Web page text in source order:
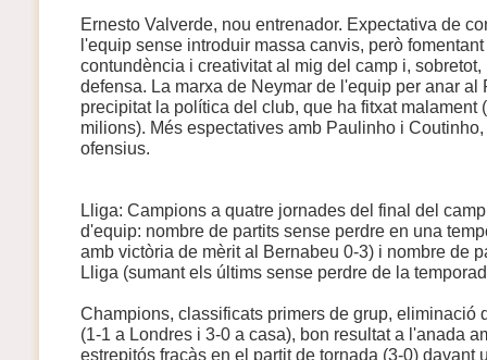
Ernesto Valverde, nou entrenador. Expectativa de
l'equip sense introduir massa canvis, però
contundència i creativitat al mig del camp i,
defensa. La marxa de Neymar de l'equip per anar al
precipitat la política del club, que ha fitxat malament
milions). Més espectatives amb Paulinho i
ofensius.
Lliga: Campions a quatre jornades del final del
d'equip: nombre de partits sense perdre en una
amb victòria de mèrit al Bernabeu 0-3) i nombre de
Lliga (sumant els últims sense perdre de la
Champions, classificats primers de grup, eliminació
(1-1 a Londres i 3-0 a casa), bon resultat a l'anada
estrepitós fracàs en el partit de tornada (3-0) davant